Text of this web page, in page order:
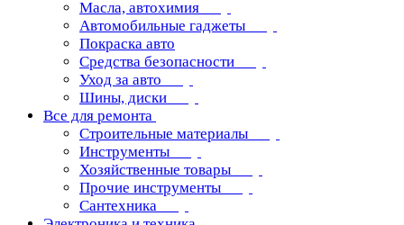
Масла, автохимия
Автомобильные гаджеты
Покраска авто
Средства безопасности
Уход за авто
Шины, диски
Все для ремонта
Строительные материалы
Инструменты
Хозяйственные товары
Прочие инструменты
Сантехника